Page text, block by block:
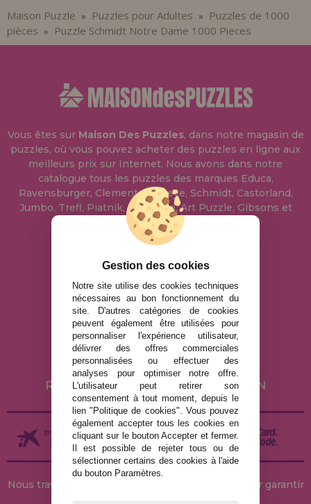
Maison Puzzle » Puzzles pour Adultes »
Puzzles de 1000
pièces » Puzzle Schmidt Notre Dame 1000 Pieces
Vous êtes sur Maison Des Puzzles, dans notre magasin de
puzzles, où vous pouvez acheter des puzzles en ligne aux
meilleurs prix sur Internet. Nous avons dans notre
catalogue tous les puzzles des marques Educa,
Ravensburger, Clementoni, Heye, Schmidt, Castorland,
Jumbo, Trefl, Piatnik, Anatolian, Art Puzzle, Gibsons et
bien d'autres.
info@maisondespuzzles.fr
MENTIONS LÉGALES
POLITIQUE DE CONFIDENTIALITÉ
POLITIQUE DE COOKIES
LIVRAISON ET RETOUR
RETOURS / DROIT DE RÉTRACTATION
Nous travaillons avec des stocks permanents pour garantir
Gestion des cookies
Notre site utilise des cookies techniques
nécessaires au bon fonctionnement du
site. D'autres catégories de cookies
peuvent également être utilisées pour
personnaliser l'expérience utilisateur,
délivrer des offres commerciales
personnalisées ou effectuer des
analyses pour optimiser notre offre.
L'utilisateur peut retirer son
consentement à tout moment, depuis le
lien "Politique de cookies". Vous pouvez
également accepter tous les cookies en
cliquant sur le bouton Accepter et fermer.
Il est possible de rejeter tous ou de
sélectionner certains des cookies à l'aide
du bouton Paramètres.